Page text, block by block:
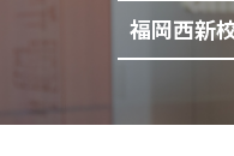
福岡西新